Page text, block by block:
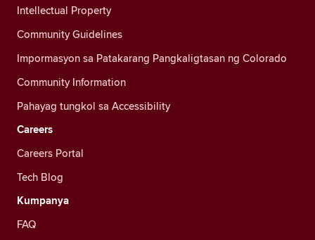
Intellectual Property
Community Guidelines
Impormasyon sa Patakarang Pangkaligtasan ng Colorado
Community Information
Pahayag tungkol sa Accessibility
Careers
Careers Portal
Tech Blog
Kumpanya
FAQ